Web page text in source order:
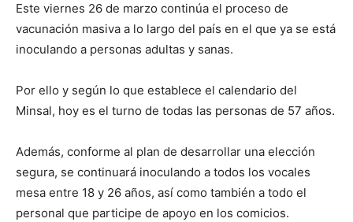
Este viernes 26 de marzo continúa el proceso de
vacunación masiva a lo largo del país en el que ya se está
inoculando a personas adultas y sanas.
Por ello y según lo que establece el calendario del
Minsal, hoy es el turno de todas las personas de 57 años.
Además, conforme al plan de desarrollar una elección
segura, se continuará inoculando a todos los vocales
mesa entre 18 y 26 años, así como también a todo el
personal que participe de apoyo en los comicios.